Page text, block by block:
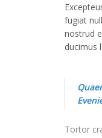
fugiat
nostrud
ducimus
Tortor